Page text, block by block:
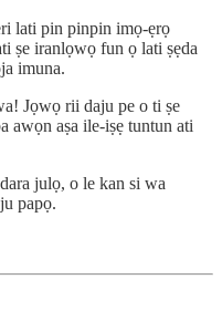
lati pin pinpin imọ-ẹrọ
ṣe iranlọwọ fun ọ lati ṣẹda
imuna.
Jọwọ rii daju pe o ti ṣe
awọn aṣa ile-iṣẹ tuntun ati
julọ, o le kan si wa
papọ.